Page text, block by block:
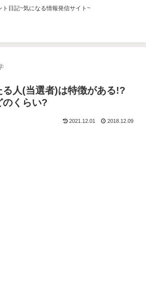
ト日記~気になる情報発信サイト~
る人(当選者)は特徴がある!?
のくらい?
2021.12.01 2018.12.09